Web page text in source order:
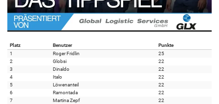
Platz Benutzer
Punkte
1
Roger Fridlin
25
2
Globsi
22
3
Dinaldo
22
4
Italo
22
5
Löwenanteil
22
6
Ramontada
22
7
Martina Zepf
22